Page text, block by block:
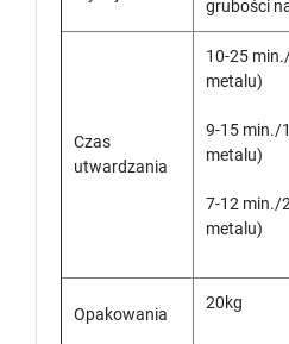
grubości
Czas
utwardzania
10-25
metalu)
9-15 min./
metalu)
7-12 min./
metalu)
Opakowania
20kg